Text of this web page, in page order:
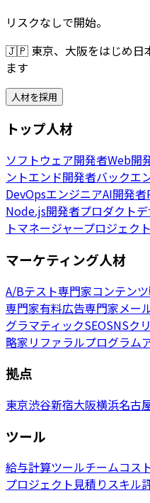
リスクなしで開始。
🇯🇵 東京、大阪をはじめ日
ます
人材を採用
トップ人材
ソフトウェア開発者Web開
ントエンド開発者バックエ
DevOpsエンジニアAI開発者
Node.js開発者プロダクト
トマネージャープロジェク
マーケティング人材
A/Bテスト専門家コンテン
専門家有料広告専門家メー
グラマティックSEOSNSク
略家リファラルプログラム
拠点
東京渋谷新宿大阪横浜名古
ツール
給与計算ツールチームコス
プロジェクト見積りスキル